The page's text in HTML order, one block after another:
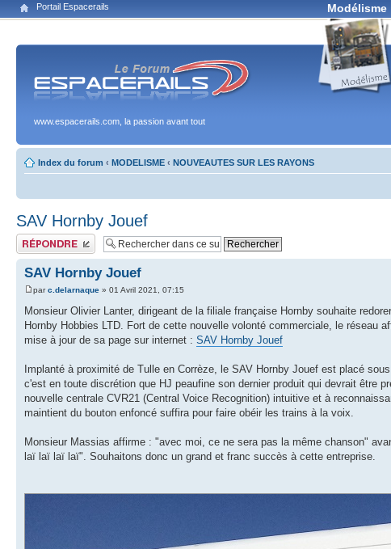
Portail Espacerails Modélisme
www.espacerails.com, la passion avant tout
Index du forum ‹ MODELISME ‹ NOUVEAUTES SUR LES RAYONS
SAV Hornby Jouef
Publier une réponse
SAV Hornby Jouef
parc.delarnaque » 01 Avril 2021, 07:15
Monsieur Olivier Lanter, dirigeant de la filiale française Hornby souhaite
Hornby Hobbies LTD. Fort de cette nouvelle volonté commerciale, le réseau
mise à jour de sa page sur internet : SAV Hornby Jouef
Implanté à proximité de Tulle en Corrèze, le SAV Hornby Jouef est placé
c'est en toute discrétion que HJ peaufine son dernier produit qui devrait être
nouvelle centrale CVR21 (Central Voice Recognition) intuitive et à
maintient du bouton enfoncé suffira pour faire obéir les trains à la voix.
Monsieur Massias affirme : "avec moi, ce ne sera pas la même chanson"
laï laï laï laï". Souhaitons donc un grand et franc succès à cette entreprise.